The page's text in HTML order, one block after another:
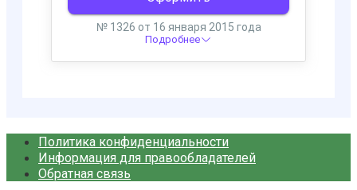
Политика конфиденциальности
Информация для правообладателей
Обратная связь